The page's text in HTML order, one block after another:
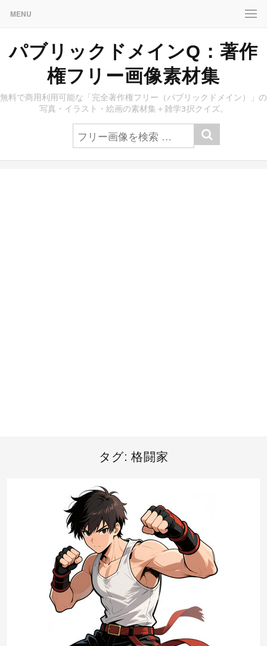
MENU
パブリックドメインQ：著作
権フリー画像素材集
無料で商用利用可能な「完全著作権フリー（パブリックドメイン）」の
写真・イラスト・絵画の素材集＋雑学3択クイズ。
タグ: 格闘家